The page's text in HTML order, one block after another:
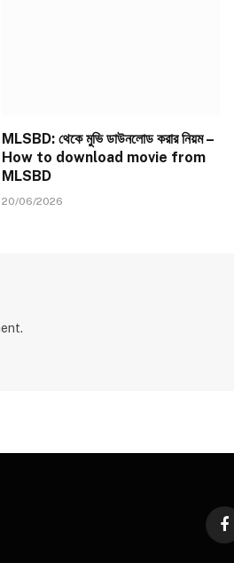
MLSBD: থেকে মুভি ডাউনলোড করার নিয়ম –
How to download movie from
MLSBD
20/06/2026